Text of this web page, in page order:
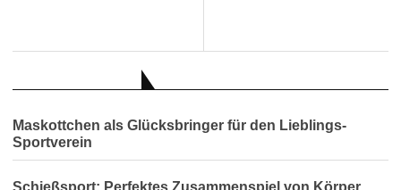
Maskottchen als Glücksbringer für den Lieblings-
Sportverein
Schießsport: Perfektes Zusammenspiel von Körper